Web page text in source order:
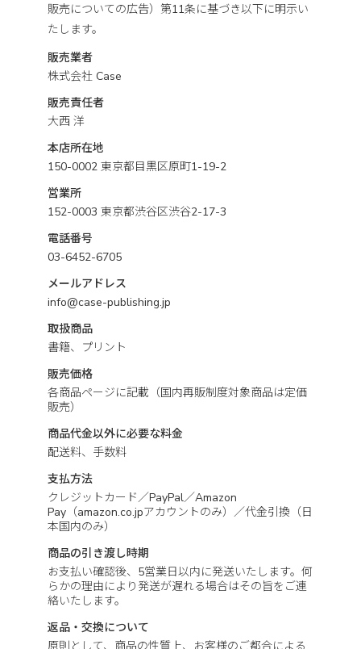
販売についての広告）第11条に基づき以下に明示い
たします。
販売業者
株式会社 Case
販売責任者
大西 洋
本店所在地
150-0002 東京都目黒区原町1-19-2
営業所
152-0003 東京都渋谷区渋谷2-17-3
電話番号
03-6452-6705
メールアドレス
info@case-publishing.jp
取扱商品
書籍、プリント
販売価格
各商品ページに記載（国内再販制度対象商品は定価
販売）
商品代金以外に必要な料金
配送料、手数料
支払方法
クレジットカード／PayPal／Amazon
Pay（amazon.co.jpアカウントのみ）／代金引換（日
本国内のみ）
商品の引き渡し時期
お支払い確認後、5営業日以内に発送いたします。何
らかの理由により発送が遅れる場合はその旨をご連
絡いたします。
返品・交換について